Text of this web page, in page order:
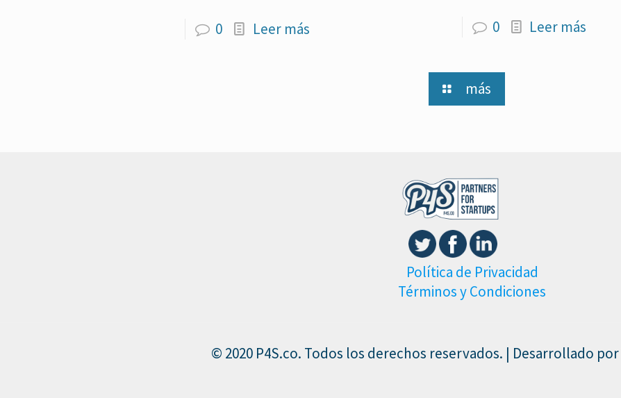
0 Leer más 0 Leer más
más
Política de Privacidad
Términos y Condiciones
© 2020 P4S.co. Todos los derechos reservados. | Desarrollado por